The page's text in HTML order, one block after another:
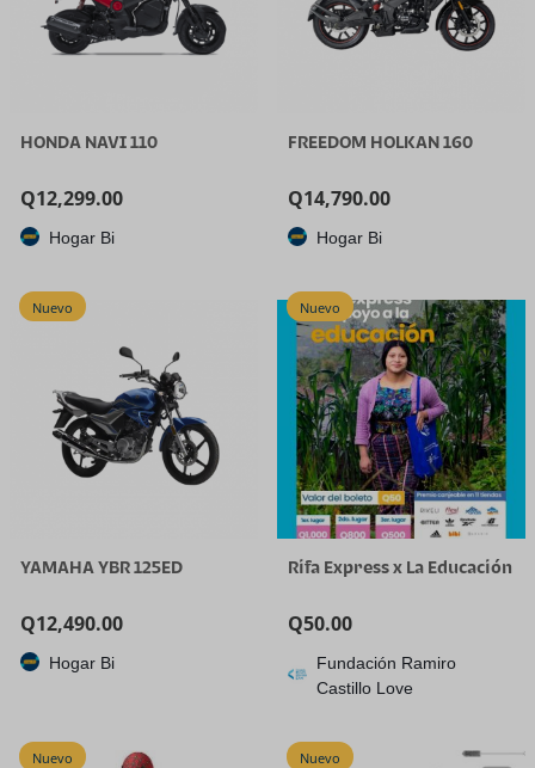
HONDA NAVI 110
Q12,299.00
Hogar Bi
FREEDOM HOLKAN 160
Q14,790.00
Hogar Bi
Nuevo
YAMAHA YBR 125ED
Q12,490.00
Hogar Bi
Nuevo
Rifa Express x La Educación
Q50.00
Fundación Ramiro
Castillo Love
Nuevo Nuevo